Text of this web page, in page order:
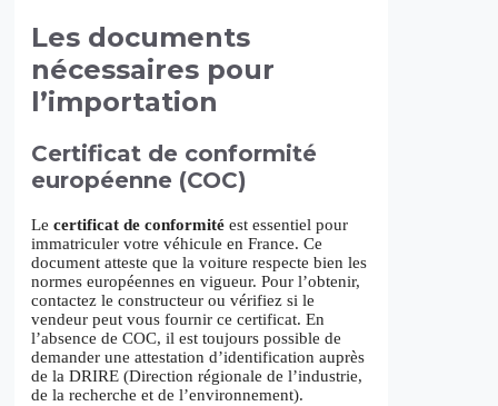
Les documents
nécessaires pour
l’importation
Certificat de conformité
européenne (COC)
Le certificat de conformité est essentiel pour
immatriculer votre véhicule en France. Ce
document atteste que la voiture respecte bien les
normes européennes en vigueur. Pour l’obtenir,
contactez le constructeur ou vérifiez si le
vendeur peut vous fournir ce certificat. En
l’absence de COC, il est toujours possible de
demander une attestation d’identification auprès
de la DRIRE (Direction régionale de l’industrie,
de la recherche et de l’environnement).